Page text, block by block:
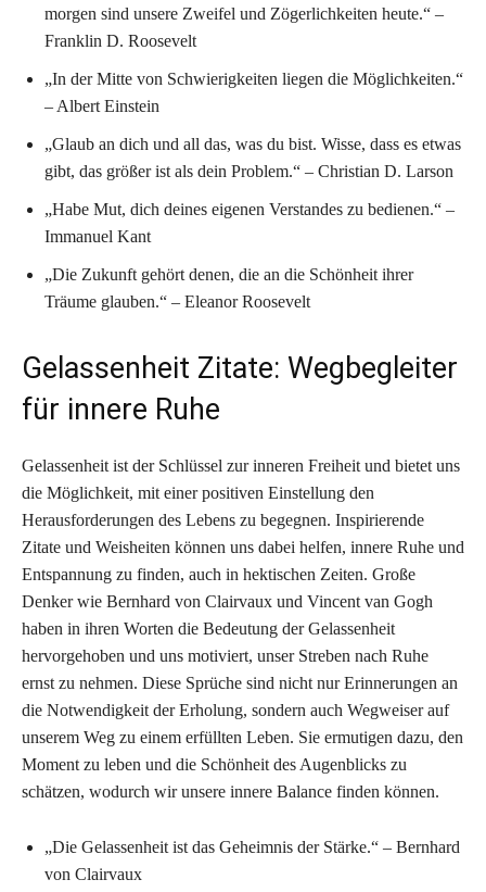
morgen sind unsere Zweifel und Zögerlichkeiten heute.“ –
Franklin D. Roosevelt
„In der Mitte von Schwierigkeiten liegen die Möglichkeiten.“
– Albert Einstein
„Glaub an dich und all das, was du bist. Wisse, dass es etwas
gibt, das größer ist als dein Problem.“ – Christian D. Larson
„Habe Mut, dich deines eigenen Verstandes zu bedienen.“ –
Immanuel Kant
„Die Zukunft gehört denen, die an die Schönheit ihrer
Träume glauben.“ – Eleanor Roosevelt
Gelassenheit Zitate: Wegbegleiter
für innere Ruhe
Gelassenheit ist der Schlüssel zur inneren Freiheit und bietet uns
die Möglichkeit, mit einer positiven Einstellung den
Herausforderungen des Lebens zu begegnen. Inspirierende
Zitate und Weisheiten können uns dabei helfen, innere Ruhe und
Entspannung zu finden, auch in hektischen Zeiten. Große
Denker wie Bernhard von Clairvaux und Vincent van Gogh
haben in ihren Worten die Bedeutung der Gelassenheit
hervorgehoben und uns motiviert, unser Streben nach Ruhe
ernst zu nehmen. Diese Sprüche sind nicht nur Erinnerungen an
die Notwendigkeit der Erholung, sondern auch Wegweiser auf
unserem Weg zu einem erfüllten Leben. Sie ermutigen dazu, den
Moment zu leben und die Schönheit des Augenblicks zu
schätzen, wodurch wir unsere innere Balance finden können.
„Die Gelassenheit ist das Geheimnis der Stärke.“ – Bernhard
von Clairvaux